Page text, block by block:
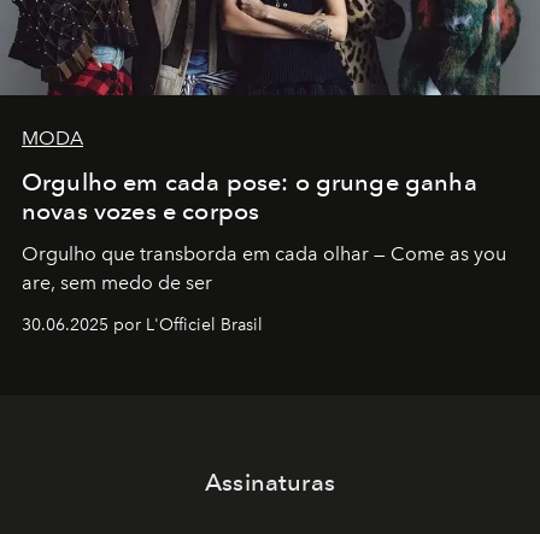
MODA
Orgulho em cada pose: o grunge ganha
novas vozes e corpos
Orgulho que transborda em cada olhar — Come as you
are, sem medo de ser
30.06.2025 por L'Officiel Brasil
Assinaturas